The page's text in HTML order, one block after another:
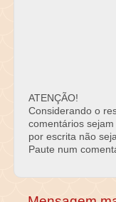
ATENÇÃO!
Considerando o
comentários
por escrita não
Paute num